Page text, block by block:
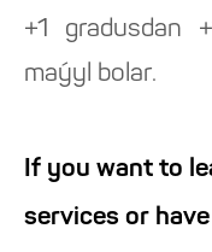
+1 gradusdan
maýyl bolar.
If you want to
services or